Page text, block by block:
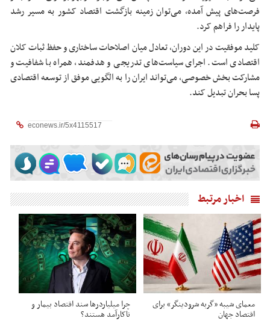
فرصت‌های پیش آمده، می‌توان زمینه بازگشت اقتصاد کشور به مسیر رشد
پایدار را فراهم کرد.
کلید موفقیت در این دوران، تعادل میان اصلاحات ساختاری و حفظ ثبات کلان
اقتصادی است. اجرای سیاست‌های تدریجی و هدفمند، همراه با شفافیت و
مشارکت بخش خصوصی، می‌تواند ایران را به الگویی موفق از توسعه اقتصادی
پسا بحران تبدیل کند.
اخبار مرتبط
معمای شیبه «گربه شرودینگر» برای
اقتصاد جهان
چرا میلیاردرها سند اقتصاد بیمار و
ناکارآمد هستند؟